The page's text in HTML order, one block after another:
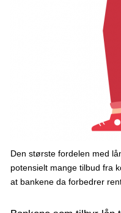
Den største fordelen med
potensielt mange tilbud fra
at bankene da forbedrer